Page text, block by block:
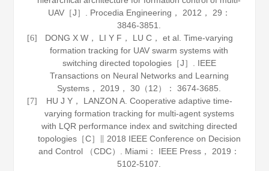
UAV［J］. Procedia Engineering ， 2012 ， 29 ：
3846-3851.
[6]
DONG X W， LI Y F， LU C， et al. Time-varying
formation tracking for UAV swarm systems with
switching directed topologies［J］. IEEE
Transactions on Neural Networks and Learning
Systems ， 2019 ，30 （12）： 3674-3685.
[7]
HU J Y， LANZON A. Cooperative adaptive time-
varying formation tracking for multi-agent systems
with LQR performance index and switching directed
topologies［C］∥ 2018 IEEE Conference on Decision
and Control （CDC）. Miami： IEEE Press， 2019 ：
5102-5107.